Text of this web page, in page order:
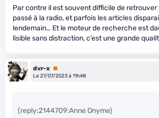
Par contre il est souvent difficile de retrouver
passé à la radio, et parfois les articles
lendemain… Et le moteur de recherche est
lisible sans distraction, c’est une grande
dvr-x Premium
Le 27/07/2023 à 11h48
(reply:2144709:Anne Onyme)